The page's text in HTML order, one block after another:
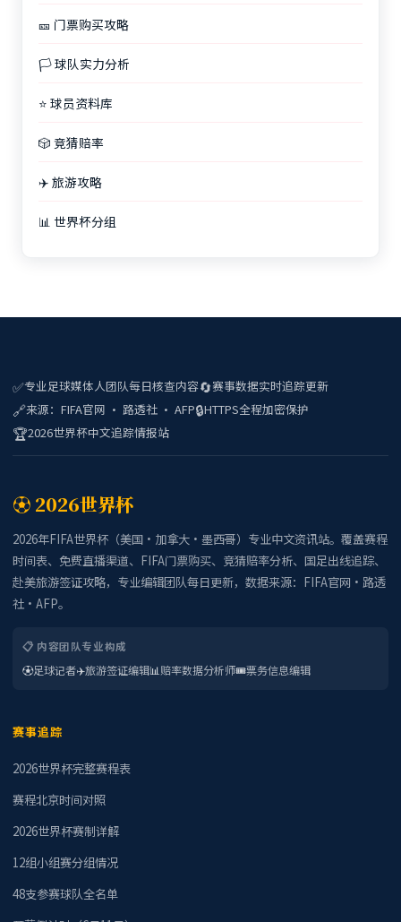
🎫 门票购买攻略
🏳️ 球队实力分析
⭐ 球员资料库
🎲 竞猜赔率
✈️ 旅游攻略
📊 世界杯分组
✅专业足球媒体人团队每日核查内容🔄赛事数据实时追踪更新
🔗来源：FIFA官网 · 路透社 · AFP🔒HTTPS全程加密保护
🏆2026世界杯中文追踪情报站
⚽ 2026世界杯
2026年FIFA世界杯（美国·加拿大·墨西哥）专业中文资讯站。覆盖赛程
时间表、免费直播渠道、FIFA门票购买、竞猜赔率分析、国足出线追踪、
赴美旅游签证攻略，专业编辑团队每日更新，数据来源：FIFA官网·路透
社·AFP。
📋 内容团队专业构成
⚽足球记者✈️旅游签证编辑📊赔率数据分析师🎟️票务信息编辑
赛事追踪
2026世界杯完整赛程表
赛程北京时间对照
2026世界杯赛制详解
12组小组赛分组情况
48支参赛球队全名单